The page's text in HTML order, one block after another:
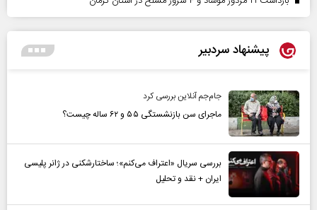
پیشنهاد سردبیر
جام‌جم آنلاین بررسی کرد
ماجرای سن بازنشستگی ۵۵ و ۶۲ ساله چیست؟
بررسی سریال «اعتراف می‌کنم»؛ ساختارشکنی در ژانر پلیسی
ایران + نقد و تحلیل